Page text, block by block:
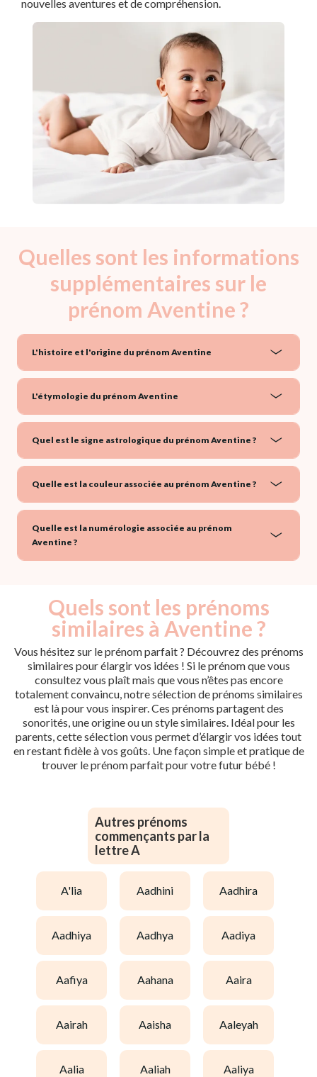
nouvelles aventures et de compréhension.
Quelles sont les informations
supplémentaires sur le
prénom Aventine ?
L'histoire et l'origine du prénom Aventine
L'étymologie du prénom Aventine
Quel est le signe astrologique du prénom Aventine ?
Quelle est la couleur associée au prénom Aventine ?
Quelle est la numérologie associée au prénom
Aventine ?
Quels sont les prénoms
similaires à Aventine ?
Vous hésitez sur le prénom parfait ? Découvrez des prénoms
similaires pour élargir vos idées ! Si le prénom que vous
consultez vous plaît mais que vous n’êtes pas encore
totalement convaincu, notre sélection de prénoms similaires
est là pour vous inspirer. Ces prénoms partagent des
sonorités, une origine ou un style similaires. Idéal pour les
parents, cette sélection vous permet d’élargir vos idées tout
en restant fidèle à vos goûts. Une façon simple et pratique de
trouver le prénom parfait pour votre futur bébé !
Autres prénoms
commençants par la
lettre A
a'lia aadhini aadhira
aadhiya aadhya aadiya
aafiya aahana aaira
aairah aaisha aaleyah
aalia aaliah aaliya